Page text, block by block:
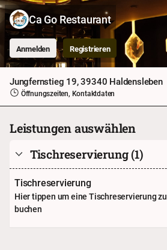
Ca Go Restaurant
Anmelden Registrieren
Jungfernstieg 19, 39340 Haldensleben
Öffnungszeiten, Kontaktdaten
Leistungen auswählen
Tischreservierung(1)
Tischreservierung
Hier tippen um eine Tischreservierung zu
buchen